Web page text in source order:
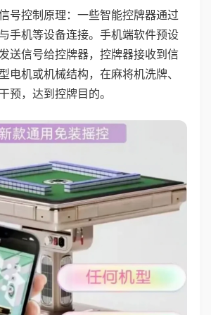
号控制原理：一些智能控牌器通过
手机等设备连接。手机端软件预设
送信号给控牌器，控牌器接收到信
电机或机械结构，在麻将机洗牌、
预，达到控牌目的。